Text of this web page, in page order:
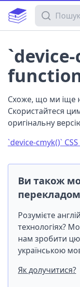
Пошук у
`device-
Схоже, що ми іще
Скористайтеся
оригінальну
`device-cmyk()`
Ви також
Розумієте
технологіях?
нам зробити цю
українською
Як долучитися?